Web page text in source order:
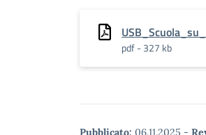
pdf - 327 kb
Pubblicato: 06.11.2025 -